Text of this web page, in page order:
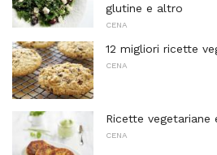
glutine e altro
CENA
12 migliori ricette
CENA
Ricette vegetariane
CENA